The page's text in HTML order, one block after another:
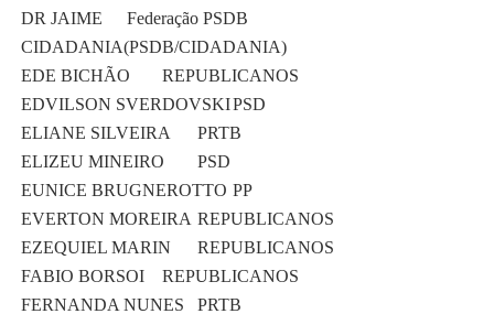
DR JAIME
Federação PSDB
CIDADANIA(PSDB/CIDADANIA)
EDE BICHÃO
REPUBLICANOS
EDVILSON SVERDOVSKIPSD
ELIANE SILVEIRA
PRTB
ELIZEU MINEIRO
PSD
EUNICE BRUGNEROTTO PP
EVERTON MOREIRA REPUBLICANOS
EZEQUIEL MARIN
REPUBLICANOS
FABIO BORSOI
REPUBLICANOS
FERNANDA NUNES
PRTB